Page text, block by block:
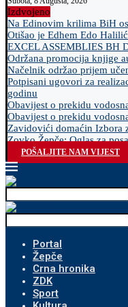
Izdvojeno
Na Edinovim krilima BiH
Otišao je Edhem Edo
EXCEL ASSEMBLIES BH
Održana promocija knjige
Načelnik održao prijem
Potpisani ugovori za
godinu
Obavijest o prekidu
Obavijest o prekidu
Zavidovići domaćin Izbora
Zovko Žepče: Oglas za
POŠALJITE NAM VIJEST
Portal
Žepče
Crna hronika
ZDK
Sport